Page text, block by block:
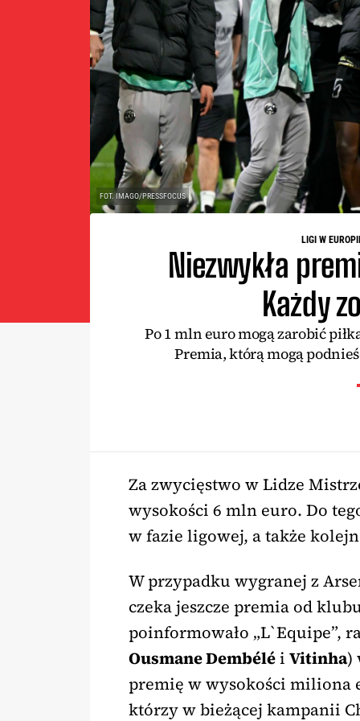
FOT. IMAGO/PRESSFOCUS
LIGI W
Niezwykła
Każdy
Po 1 mln euro mogą zarobić
Premia, którą mogą
Za zwycięstwo w Lidze
wysokości 6 mln euro. Do
w fazie ligowej, a także
W przypadku wygranej z
czeka jeszcze premia od
poinformowało „L`Equipe”,
Ousmane Dembéléi Vitinha)
premię w wysokości miliona
którzy w bieżącej kampanii